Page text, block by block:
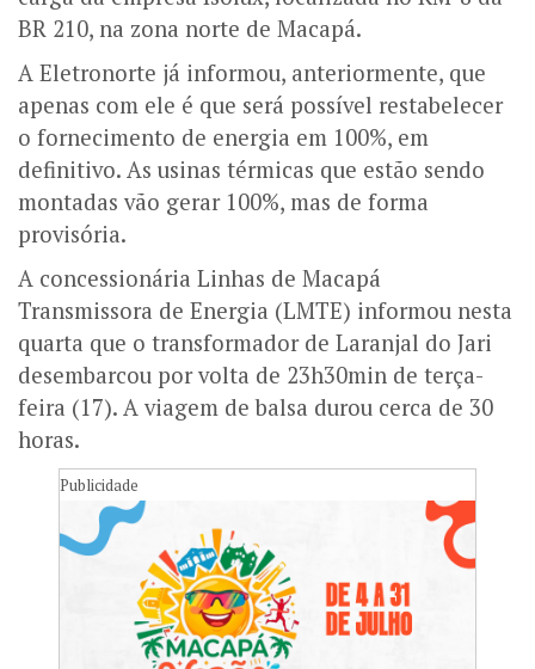
BR 210, na zona norte de Macapá.
A Eletronorte já informou, anteriormente, que
apenas com ele é que será possível restabelecer
o fornecimento de energia em 100%, em
definitivo. As usinas térmicas que estão sendo
montadas vão gerar 100%, mas de forma
provisória.
A concessionária Linhas de Macapá
Transmissora de Energia (LMTE) informou nesta
quarta que o transformador de Laranjal do Jari
desembarcou por volta de 23h30min de terça-
feira (17). A viagem de balsa durou cerca de 30
horas.
Publicidade